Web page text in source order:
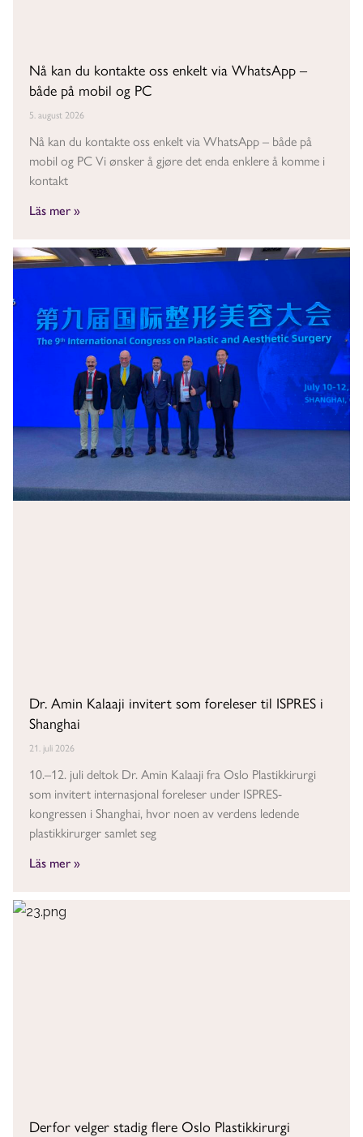
Nå kan du kontakte oss enkelt via WhatsApp –
både på mobil og PC
5. august 2026
Nå kan du kontakte oss enkelt via WhatsApp – både på
mobil og PC Vi ønsker å gjøre det enda enklere å komme i
kontakt
Läs mer »
Dr. Amin Kalaaji invitert som foreleser til ISPRES i
Shanghai
21. juli 2026
10.–12. juli deltok Dr. Amin Kalaaji fra Oslo Plastikkirurgi
som invitert internasjonal foreleser under ISPRES-
kongressen i Shanghai, hvor noen av verdens ledende
plastikkirurger samlet seg
Läs mer »
Derfor velger stadig flere Oslo Plastikkirurgi